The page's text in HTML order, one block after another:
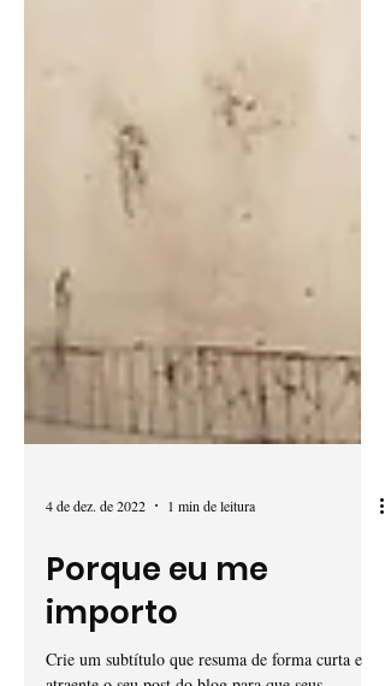
4 de dez. de 2022 1 min de leitura
Porque eu me
importo